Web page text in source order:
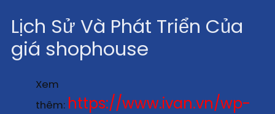
Lịch Sử Và Phát Triển Của
giá shophouse
Xem
thêm: https://www.ivan.vn/wp-